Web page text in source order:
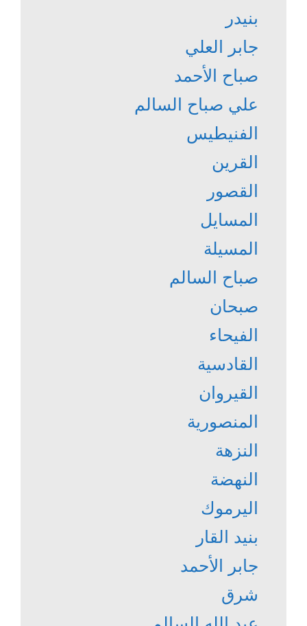
بنيدر
جابر العلي
صباح الأحمد
علي صباح السالم
الفنيطيس
القرين
القصور
المسايل
المسيلة
صباح السالم
صبحان
الفيحاء
القادسية
القيروان
المنصورية
النزهة
النهضة
اليرموك
بنيد القار
جابر الأحمد
شرق